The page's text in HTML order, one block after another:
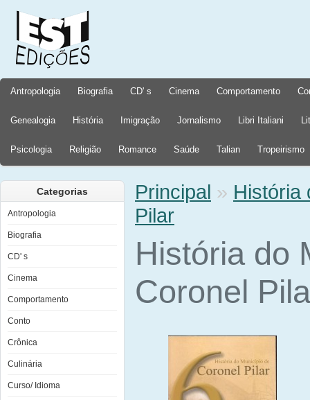
Antropologia Biografia CD' s Cinema Comportamento
Genealogia História Imigração Jornalismo Libri Italiani
Psicologia Religião Romance Saúde Talian Tropeirismo
Categorias
Antropologia
Biografia
CD' s
Cinema
Comportamento
Conto
Crônica
Culinária
Curso/ Idioma
Principal » História
Pilar
História do
Coronel